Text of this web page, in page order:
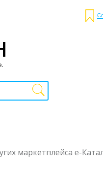
маркетплейса е-